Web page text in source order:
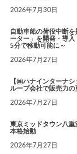
2026年7月30日
自動車船の荷役中断
ーター」を開発・導
5分で移動可能に～
2026年7月27日
【㈱ハナインターナ
ループ会社で販売力の
2026年7月27日
東京ミッドタウン八
本格始動
2026年7月27日